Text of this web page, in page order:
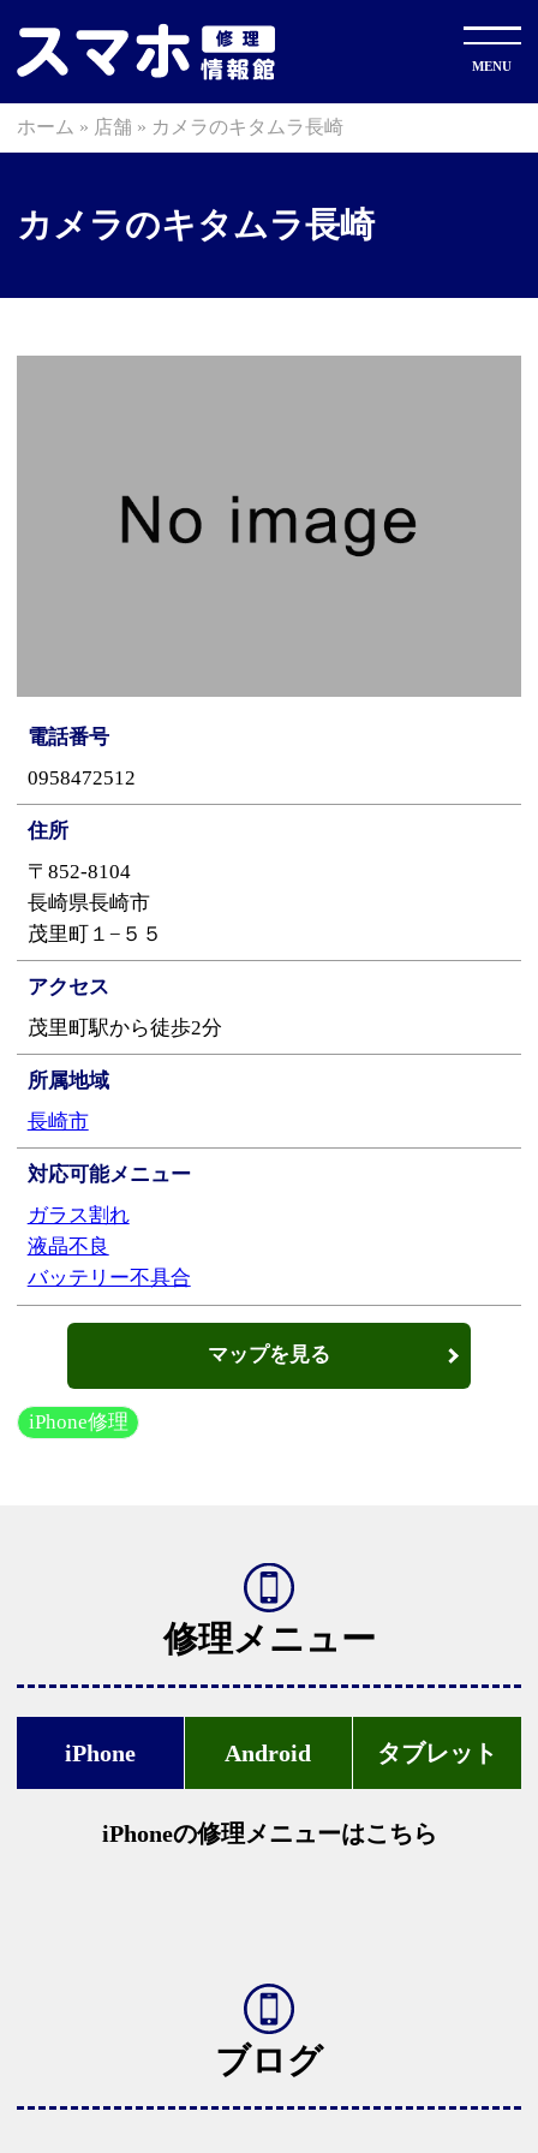
ホーム » 店舗 » カメラのキタムラ長崎
カメラのキタムラ長崎
電話番号
0958472512
住所
〒852-8104
長崎県長崎市
茂里町１−５５
アクセス
茂里町駅から徒歩2分
所属地域
長崎市
対応可能メニュー
ガラス割れ
液晶不良
バッテリー不具合
マップを見る
iPhone修理
修理メニュー
iPhone Android タブレット
iPhoneの修理メニューはこちら
ブログ